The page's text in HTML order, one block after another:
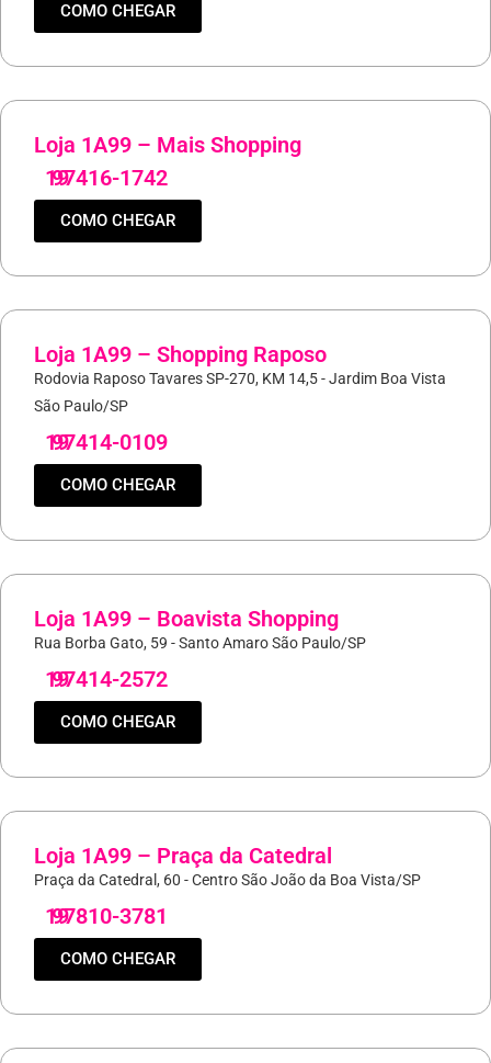
COMO CHEGAR
Loja 1A99 – Mais Shopping
19
97416-1742
COMO CHEGAR
Loja 1A99 – Shopping Raposo
Rodovia Raposo Tavares SP-270, KM 14,5 - Jardim Boa Vista
São Paulo/SP
19
97414-0109
COMO CHEGAR
Loja 1A99 – Boavista Shopping
Rua Borba Gato, 59 - Santo Amaro São Paulo/SP
19
97414-2572
COMO CHEGAR
Loja 1A99 – Praça da Catedral
Praça da Catedral, 60 - Centro São João da Boa Vista/SP
19
97810-3781
COMO CHEGAR